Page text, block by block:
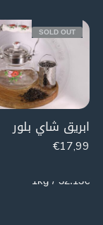
SOLD OUT
ابريق شاي بلور
€17,99
32.13€ / 1kg